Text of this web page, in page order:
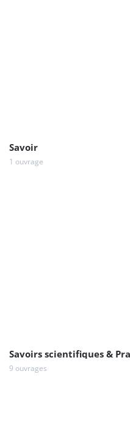
Savoir
1 ouvrage
Savoirs scientifiques &
9 ouvrages